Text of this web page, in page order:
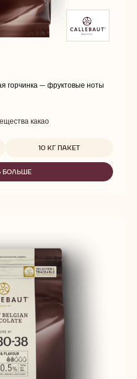
горчинка — фруктовые ноты
какао
Доступные размеры
10 КГ ПАКЕТ
БОЛЬШЕ
-